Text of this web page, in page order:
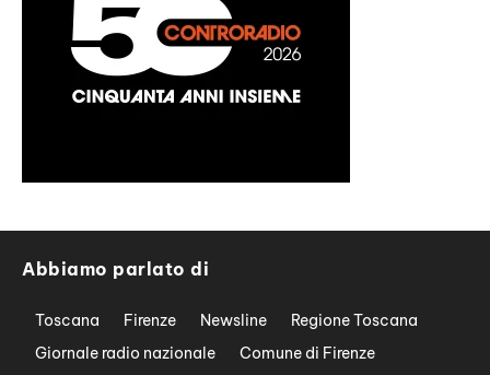
Abbiamo parlato di
Toscana Firenze Newsline
Regione Toscana
Giornale radio nazionale
Comune di Firenze